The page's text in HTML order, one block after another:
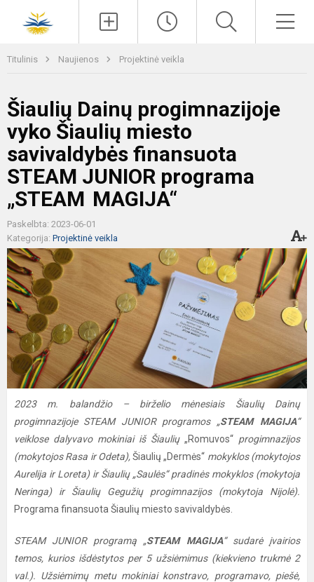
Titulinis Naujienos Projektinė veikla
Šiaulių Dainų progimnazijoje
vyko Šiaulių miesto
savivaldybės finansuota
STEAM JUNIOR programa
„STEAM MAGIJA“
Paskelbta: 2023-06-01
Kategorija: Projektinė veikla
2023 m. balandžio – birželio mėnesiais Šiaulių Dainų
progimnazijoje STEAM JUNIOR programos „STEAM MAGIJA“
veiklose dalyvavo mokiniai iš Šiaulių „Romuvos“ progimnazijos
(mokytojos Rasa ir Odeta),Šiaulių „Dermės“ mokyklos (mokytojos
Aurelija ir Loreta) ir Šiaulių „Saulės“ pradinės mokyklos (mokytoja
Neringa) ir Šiaulių Gegužių progimnazijos (mokytoja Nijolė).
Programa finansuota Šiaulių miesto savivaldybės.
STEAM JUNIOR programą „STEAM MAGIJA“ sudarė įvairios
temos, kurios išdėstytos per 5 užsiėmimus (kiekvieno trukmė 2
val.). Užsiėmimų metu mokiniai konstravo, programavo, piešė,